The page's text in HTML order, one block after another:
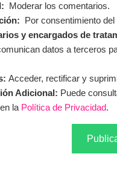
Moderar los comentarios.
Por consentimiento del
y encargados de
datos a terceros
Acceder, rectificar y
Adicional: Puede
la Política de Privacidad.